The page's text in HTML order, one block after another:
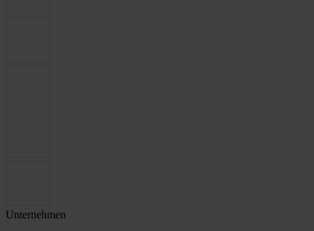
Unternehmen